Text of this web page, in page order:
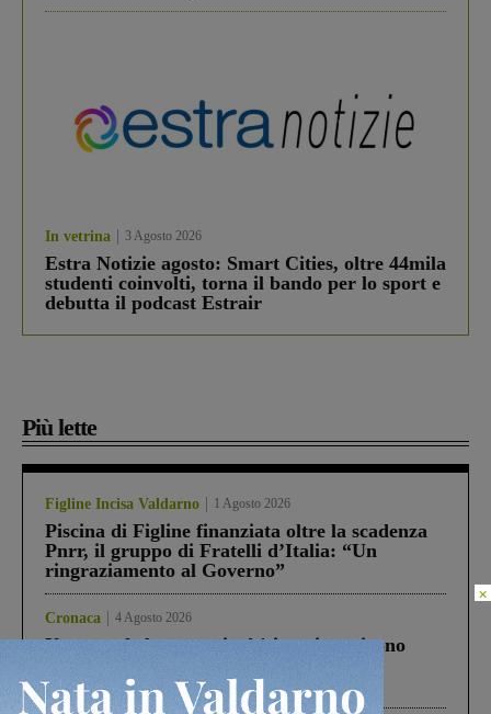
In vetrina 3 Agosto 2026
Estra Notizie agosto: Smart Cities, oltre 44mila
studenti coinvolti, torna il bando per lo sport e
debutta il podcast Estrair
Più lette
Figline Incisa Valdarno 1 Agosto 2026
Piscina di Figline finanziata oltre la scadenza
Pnrr, il gruppo di Fratelli d’Italia: “Un
ringraziamento al Governo”
Cronaca 4 Agosto 2026
Un anno fa la strage in A1 in cui morirono
Gianni, Giulia e Franco. Lo schianto, il
processo, lo stop ai sorpassi fra tir....
×